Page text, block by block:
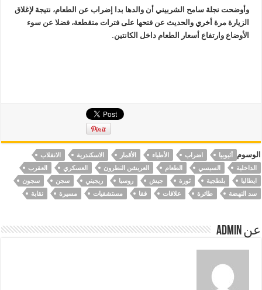
وأوضحت نجلة سامح الشربيني أن والدها بدا إضراب عن الطعام، نتيجة لإغلاق
الزيارة مرة أخري والحديث عن فتحها على فترات متقطعة، فضلا عن سوء
الأوضاع وارتفاع أسعار الطعام داخل الكانتين.
الوسوم أثيوبيا اضراب الأطباء الأقمار الاسكندرية
الانقلاب
الداخلية
السيسي الطعام العريشن النطرون العسكري
العقرب
ايطاليا
بلطجية ثورة جيش روسيا ريجيني سجن
سجون
سد النهضة
طائرة علاقات قفا مستشفيات مسيرة نقابة
عن Admin